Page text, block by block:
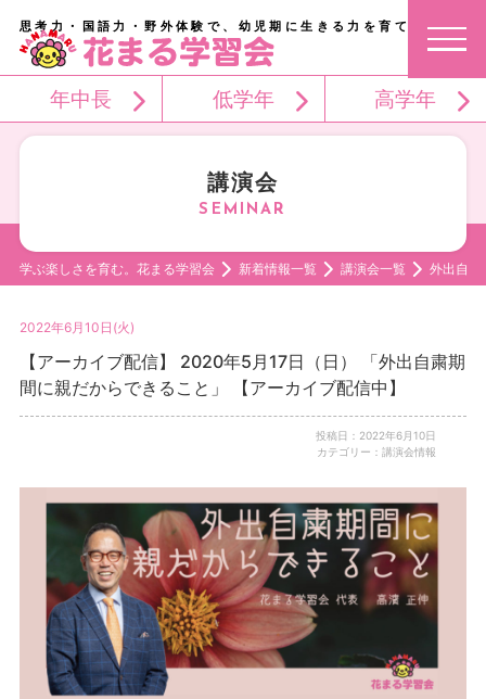
思考力・国語力・野外体験で、幼児期に生きる力を育てる。
年中長 低学年 高学年
講演会
学ぶ楽しさを育む。花まる学習会 新着情報一覧 講演会一覧 外出自粛
2022年6月10日(火)
【アーカイブ配信】 2020年5月17日（日） 「外出自粛期
間に親だからできること」 【アーカイブ配信中】
投稿日：2022年6月10日
カテゴリー：講演会情報